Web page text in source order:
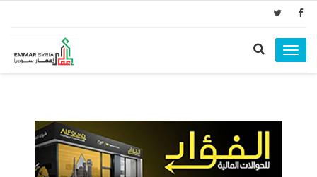
Toggle
navigation